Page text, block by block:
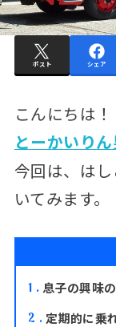
ポスト シェア
こんにちは！
とーかいり
今回は、は
いてみます。
1 息子の興味
2 定期的に乗